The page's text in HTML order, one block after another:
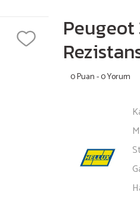
Peugeot
0 Puan - 0 Yorum